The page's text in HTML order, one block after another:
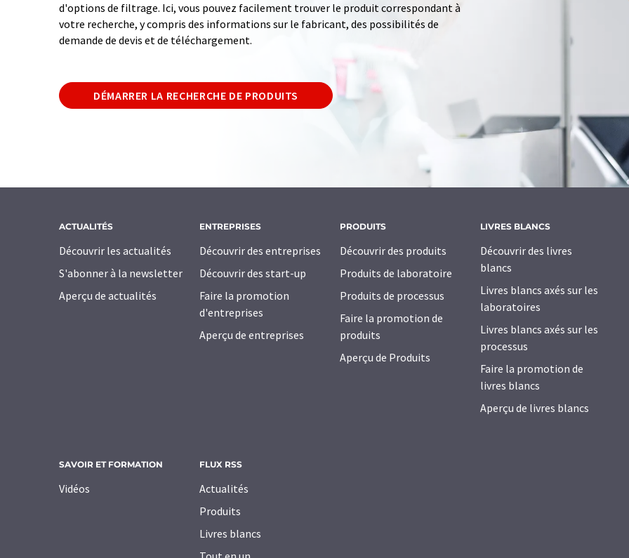
d'options de filtrage. Ici, vous pouvez facilement trouver le produit correspondant à
votre recherche, y compris des informations sur le fabricant, des possibilités de
demande de devis et de téléchargement.
DÉMARRER LA RECHERCHE DE PRODUITS
ACTUALITÉS
Découvrir les actualités
S'abonner à la newsletter
Aperçu de actualités
ENTREPRISES
Découvrir des entreprises
Découvrir des start-up
Faire la promotion
d'entreprises
Aperçu de entreprises
PRODUITS
Découvrir des produits
Produits de laboratoire
Produits de processus
Faire la promotion de
produits
Aperçu de Produits
LIVRES BLANCS
Découvrir des livres
blancs
Livres blancs axés sur les
laboratoires
Livres blancs axés sur les
processus
Faire la promotion de
livres blancs
Aperçu de livres blancs
SAVOIR ET FORMATION
Vidéos
FLUX RSS
Actualités
Produits
Livres blancs